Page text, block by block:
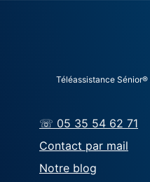
Téléassistance
☏ 05 35 54 62 71
Contact par mail
Notre blog